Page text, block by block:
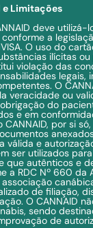
e Limitações
deve utilizá-
a
O uso do
ilícitas
violação das
legais,
O
veracidade ou
do
e em
CANNAID, por si
válida e
ser utilizados
que autênticos e
a RDC Nº 660 da
de filiação,
O CANNAID
sendo
de